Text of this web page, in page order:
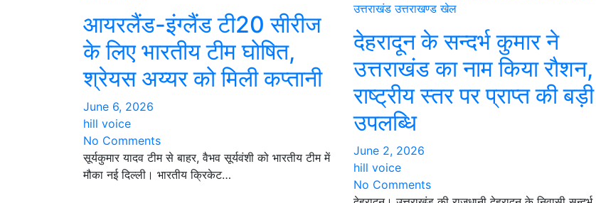
आयरलैंड-इंग्लैंड टी20 सीरीज
के लिए भारतीय टीम घोषित,
श्रेयस अय्यर को मिली कप्तानी
June 6, 2026
hill voice
No Comments
सूर्यकुमार यादव टीम से बाहर, वैभव सूर्यवंशी को भारतीय टीम में
मौका नई दिल्ली। भारतीय क्रिकेट…
उत्तराखंड उत्तराखण्ड खेल
देहरादून के सन्दर्भ कुमार ने
उत्तराखंड का नाम किया रौशन,
राष्ट्रीय स्तर पर प्राप्त की बड़ी
उपलब्धि
June 2, 2026
hill voice
No Comments